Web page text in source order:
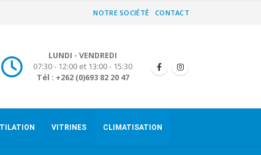
NOTRE SOCIÉTÉ CONTACT
LUNDI - VENDREDI
07:30 - 12:00 et 13:00 - 15:30
Tél : +262 (0)693 82 20 47
VITRINES CLIMATISATION